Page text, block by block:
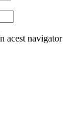
acest navigator